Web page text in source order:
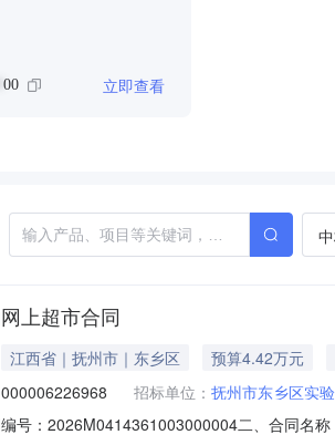
00 立即查看
上超市合同
江西省｜抚州市｜东乡区
预算4.42万元
招标单位： 抚州市东乡区实
号：2026M0414361003000004二、合同名